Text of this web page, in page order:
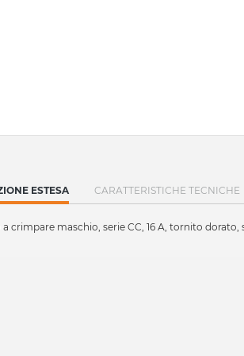
ESTESA CARATTERISTICHE TECNICHE
crimpare maschio, serie CC, 16 A, tornito dorato,